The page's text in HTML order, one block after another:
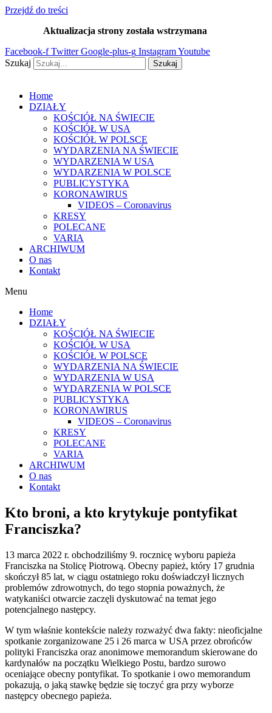
Przejdź do treści
Aktualizacja strony została wstrzymana
Facebook-f Twitter Google-plus-g InstagramYoutube
Szukaj
Szukaj
Home
DZIAŁY
KOŚCIÓŁ NA ŚWIECIE
KOŚCIÓŁ W USA
KOŚCIÓŁ W POLSCE
WYDARZENIA NA ŚWIECIE
WYDARZENIA W USA
WYDARZENIA W POLSCE
PUBLICYSTYKA
KORONAWIRUS
VIDEOS – Coronavirus
KRESY
POLECANE
VARIA
ARCHIWUM
O nas
Kontakt
Menu
Home
DZIAŁY
KOŚCIÓŁ NA ŚWIECIE
KOŚCIÓŁ W USA
KOŚCIÓŁ W POLSCE
WYDARZENIA NA ŚWIECIE
WYDARZENIA W USA
WYDARZENIA W POLSCE
PUBLICYSTYKA
KORONAWIRUS
VIDEOS – Coronavirus
KRESY
POLECANE
VARIA
ARCHIWUM
O nas
Kontakt
Kto broni, a kto krytykuje pontyfikat
Franciszka?
13 marca 2022 r. obchodziliśmy 9. rocznicę wyboru papieża
Franciszka na Stolicę Piotrową. Obecny papież, który 17 grudnia
skończył 85 lat, w ciągu ostatniego roku doświadczył licznych
problemów zdrowotnych, do tego stopnia poważnych, że
watykaniści otwarcie zaczęli dyskutować na temat jego
potencjalnego następcy.
W tym właśnie kontekście należy rozważyć dwa fakty: nieoficjalne
spotkanie zorganizowane 25 i 26 marca w USA przez obrońców
polityki Franciszka oraz anonimowe memorandum skierowane do
kardynałów na początku Wielkiego Postu, bardzo surowo
oceniające obecny pontyfikat. To spotkanie i owo memorandum
pokazują, o jaką stawkę będzie się toczyć gra przy wyborze
następcy obecnego papieża.